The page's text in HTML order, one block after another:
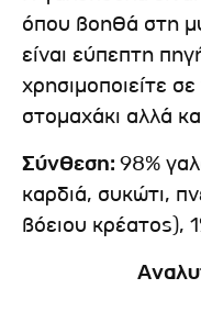
όπου βοηθά στη
είναι εύπεπτη
χρησιμοποιείτε
στομαχάκι αλλά
Σύνθεση: 98%
καρδιά, συκώτι,
βόειου κρέατος),